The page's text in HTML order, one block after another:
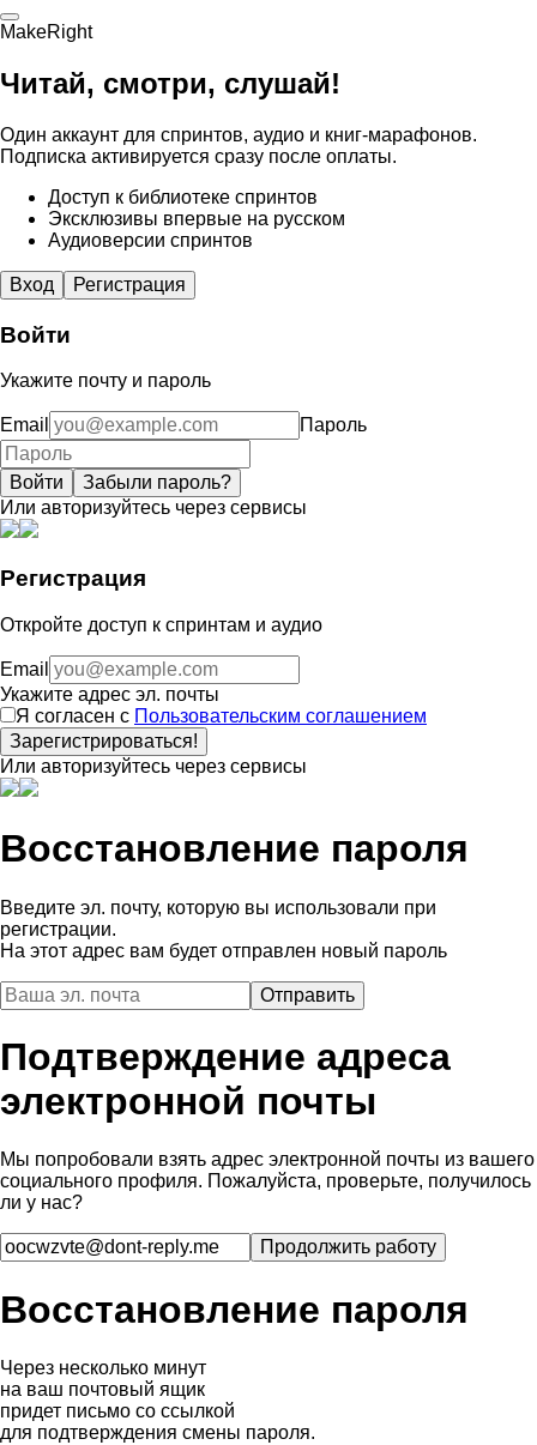
MakeRight
Читай, смотри, слушай!
Один аккаунт для спринтов, аудио и книг-марафонов.
Подписка активируется сразу после оплаты.
Доступ к библиотеке спринтов
Эксклюзивы впервые на русском
Аудиоверсии спринтов
Вход Регистрация
Войти
Укажите почту и пароль
Email Пароль
Войти
Забыли пароль?
Или авторизуйтесь через сервисы
Регистрация
Откройте доступ к спринтам и аудио
Email
Укажите адрес эл. почты
Я согласен с Пользовательским соглашением
Зарегистрироваться!
Или авторизуйтесь через сервисы
Восстановление пароля
Введите эл. почту, которую вы использовали при
регистрации.
На этот адрес вам будет отправлен новый пароль
Подтверждение адреса
электронной почты
Мы попробовали взять адрес электронной почты из вашего
социального профиля. Пожалуйста, проверьте, получилось
ли у нас?
Восстановление пароля
Через несколько минут
на ваш почтовый ящик
придет письмо со ссылкой
для подтверждения смены пароля.